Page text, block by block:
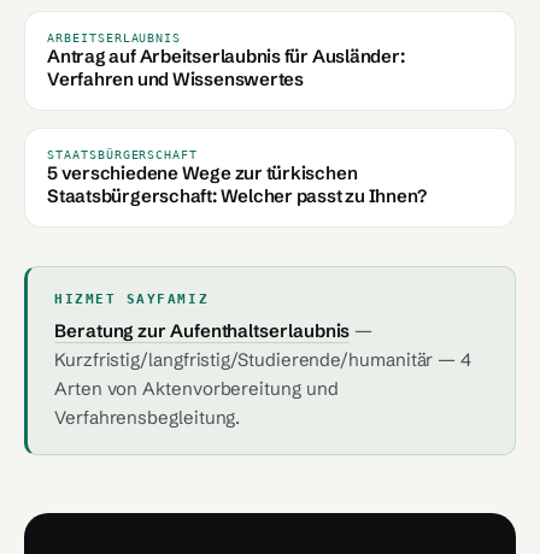
ARBEITSERLAUBNIS
Antrag auf Arbeitserlaubnis für Ausländer:
Verfahren und Wissenswertes
STAATSBÜRGERSCHAFT
5 verschiedene Wege zur türkischen
Staatsbürgerschaft: Welcher passt zu Ihnen?
HIZMET SAYFAMIZ
Beratung zur Aufenthaltserlaubnis —
Kurzfristig/langfristig/Studierende/humanitär — 4
Arten von Aktenvorbereitung und
Verfahrensbegleitung.